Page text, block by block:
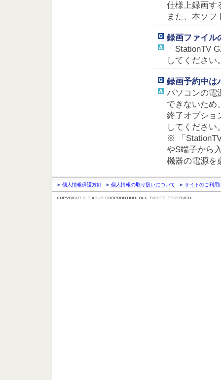
仕様上録画す
また、本ソフ
録画ファイル
「StationTV
してください
録画予約中は
パソコンの電
できないため
終了オプショ
してください
※ 「
やS端子から
機器の電源を
個人情報保護方針 個人情報の取り扱いについて サイトのご利用